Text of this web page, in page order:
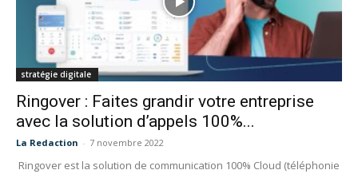
stratégie digitale
Ringover : Faites grandir votre entreprise
avec la solution d’appels 100%...
La Redaction - 7 novembre 2022
Ringover est la solution de communication 100% Cloud (téléphonie